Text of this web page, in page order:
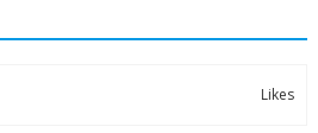
Likes